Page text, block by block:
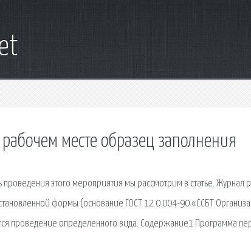
месте образец заполнения
этого мероприятия мы рассмотрим в статье. Журнал
формы (основание ГОСТ 12.0.004-90 «ССБТ
проведение определенного вида. Содержание1 Программа